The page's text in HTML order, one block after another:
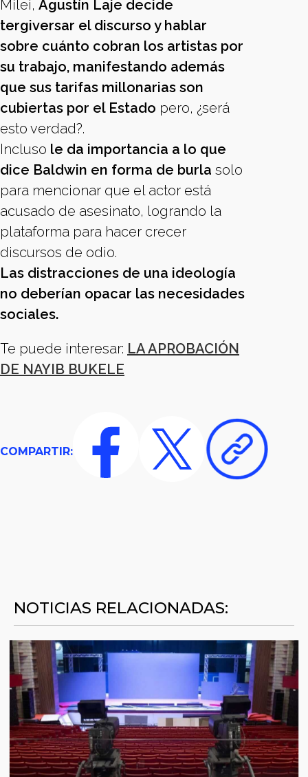
Milei, Agustín Laje decide
tergiversar el discurso y hablar
sobre cuánto cobran los artistas por
su trabajo, manifestando además
que sus tarifas millonarias son
cubiertas por el Estado pero, ¿será
esto verdad?.
Incluso le da importancia a lo que
dice Baldwin en forma de burla solo
para mencionar que el actor está
acusado de asesinato, logrando la
plataforma para hacer crecer
discursos de odio.
Las distracciones de una ideología
no deberían opacar las necesidades
sociales.
Te puede interesar: LA APROBACIÓN
DE NAYIB BUKELE
COMPARTIR:
NOTICIAS RELACIONADAS: